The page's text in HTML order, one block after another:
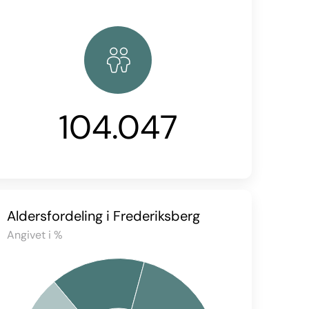
104.047
Aldersfordeling i Frederiksberg
Angivet i %